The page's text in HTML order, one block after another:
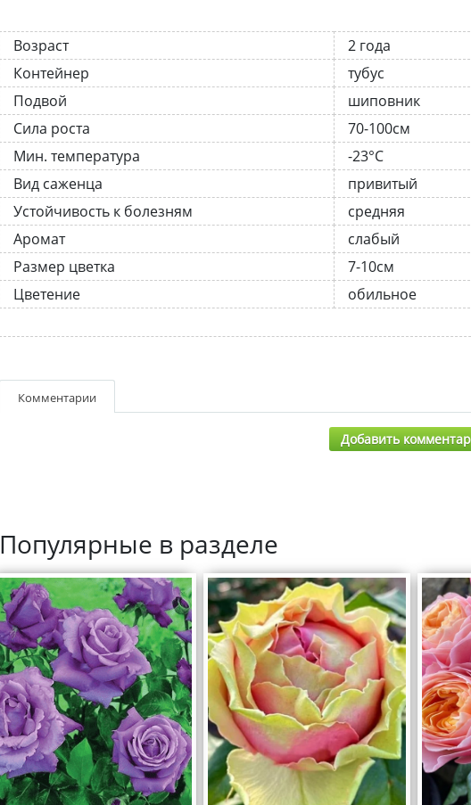
Возраст
2 года
Контейнер
тубус
Подвой
шиповник
Сила роста
70-100см
Мин. температура
-23°C
Вид саженца
привитый
Устойчивость к болезням
средняя
Аромат
слабый
Размер цветка
7-10см
Цветение
обильное
Комментарии
Добавить
Популярные в разделе